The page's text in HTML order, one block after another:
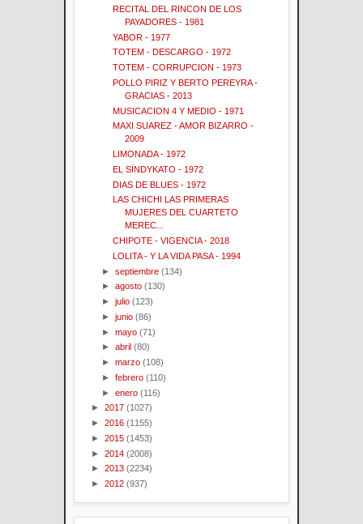
RECITAL DEL RINCON DE LOS
PAYADORES - 1981
YABOR - 1977
TOTEM - DESCARGO - 1972
TOTEM - CORRUPCION - 1973
POLLO PIRIZ Y BERTO PEREYRA -
GRACIAS - 2013
MUSICACION 4 Y MEDIO - 1971
MAXI SUAREZ - AMOR BIZARRO -
2009
LIMONADA - 1972
EL SINDYKATO - 1972
DIAS DE BLUES - 1972
LAS CHICHI LAS PRIMERAS
MUJERES DEL CUARTETO
MEREC...
CHIPOTE - VIGENCIA - 2018
LOLITA - Y LA VIDA PASA - 1994
►septiembre (134)
►agosto (130)
►julio (123)
►junio (86)
►mayo (71)
►abril (80)
►marzo (108)
►febrero (110)
►enero (116)
► 2017 (1027)
► 2016 (1155)
► 2015 (1453)
► 2014 (2008)
► 2013 (2234)
► 2012 (937)